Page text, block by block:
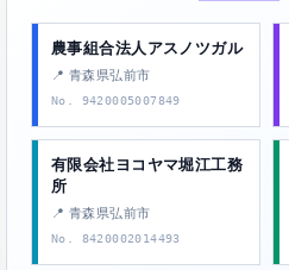
農事組合法人アスノツガル
📍 青森県弘前市
No. 9420005007849
有限会社ヨコヤマ堀江工務
所
📍 青森県弘前市
No. 8420002014493